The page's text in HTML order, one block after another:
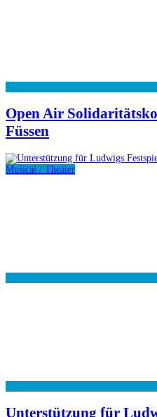
Open Air
Füssen
Musical / Theater
Unterstützung für